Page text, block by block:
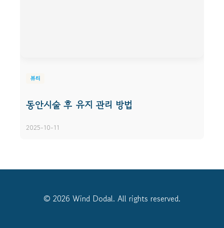
뷰티
동안시술 후 유지 관리 방법
2025-10-11
© 2026 Wind Dodal. All rights reserved.